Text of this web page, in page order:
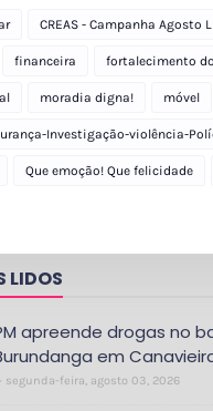
CREAS - Campanha Agosto
financeira fortalecimento
moradia digna! móvel
Investigação-violência-
Que emoção! Que felicidade
LIDOS
apreende drogas no
em
segunda-feira, agosto 03, 2026